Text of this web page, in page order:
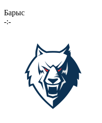
Барыс
-:-